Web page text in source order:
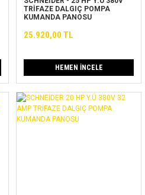
TRİFAZE DALGIÇ POMPA
KUMANDA PANOSU
25.920,00 TL
HEMEN İNCELE